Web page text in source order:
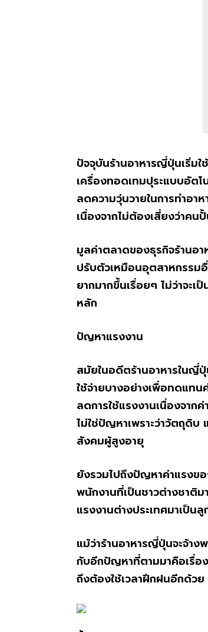
ปัจจุบันร้านอาหารญี่ปุ่นเริ่มใ
เครื่องทอดเทมปุระแบบอัต
ลดความวุ่นวายในการทำอา
เนื่องจากไม่ต้องเสี่ยงว่าค
มูลค่าตลาดของธุรกิจร้าน
ปรับตัวเหมือนอุตสาหกรรม
ยากมากขึ้นเรื่อยๆ ไม่ว่าจะ
หลัก
ปัญหาแรงงาน
สมัยในอดีตร้านอาหารในญี่
ใช้จ่ายบางอย่างเพื่อทดแท
ลดการใช้แรงงานเนื่องจาก
ไม่ใช่ปัญหาเพราะว่าวัตถุดิบ
สังคมผู้สูงอายุ
ยังรวมไปถึงปัญหาค่าแรงข
พนักงานที่เป็นชาวต่างชาติม
แรงงานต่างประเทศมาเป็น
แม้ว่าร้านอาหารญี่ปุ่นจะจ้า
กับอีกปัญหาที่ตามมาคือเรื่อ
ถึงต้องใช้เวลาฝึกฝนอีกด้วย